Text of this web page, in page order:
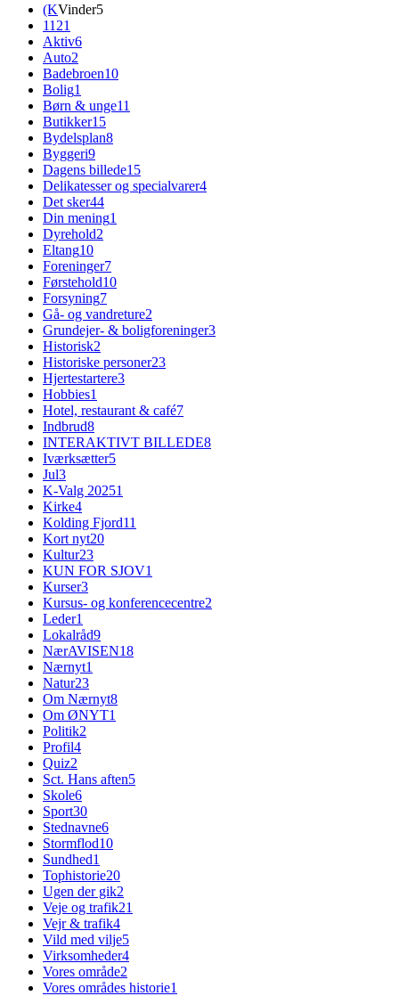
(KVinder5
1121
Aktiv6
Auto2
Badebroen10
Bolig1
Børn & unge11
Butikker15
Bydelsplan8
Byggeri9
Dagens billede15
Delikatesser og specialvarer4
Det sker44
Din mening1
Dyrehold2
Eltang10
Foreninger7
Førstehold10
Forsyning7
Gå- og vandreture2
Grundejer- & boligforeninger3
Historisk2
Historiske personer23
Hjertestartere3
Hobbies1
Hotel, restaurant & café7
Indbrud8
INTERAKTIVT BILLEDE8
Iværksætter5
Jul3
K-Valg 20251
Kirke4
Kolding Fjord11
Kort nyt20
Kultur23
KUN FOR SJOV1
Kurser3
Kursus- og konferencecentre2
Leder1
Lokalråd9
NærAVISEN18
Nærnyt1
Natur23
Om Nærnyt8
Om ØNYT1
Politik2
Profil4
Quiz2
Sct. Hans aften5
Skole6
Sport30
Stednavne6
Stormflod10
Sundhed1
Tophistorie20
Ugen der gik2
Veje og trafik21
Vejr & trafik4
Vild med vilje5
Virksomheder4
Vores område2
Vores områdes historie1